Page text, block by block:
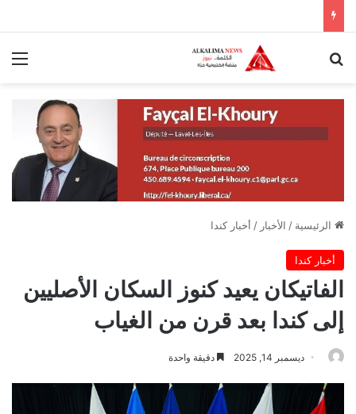
الرئيسية / الأخبار / أخبار كندا
أخبار كندا
الفاتيكان يعيد كنوز السكان الأصليين
إلى كندا بعد قرن من الغياب
ديسمبر 14, 2025 دقيقة واحدة